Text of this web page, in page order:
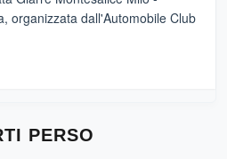
organizzata dall'Automobile Club
PERSO